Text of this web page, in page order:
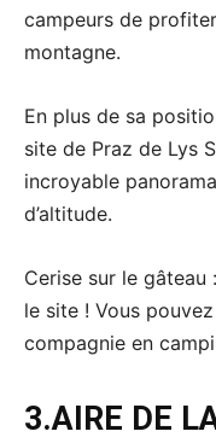
campeurs de
montagne.
En plus de sa
site de Praz de Lys
incroyable
d’altitude.
Cerise sur le
le site ! Vous
compagnie en
3.AIRE DE